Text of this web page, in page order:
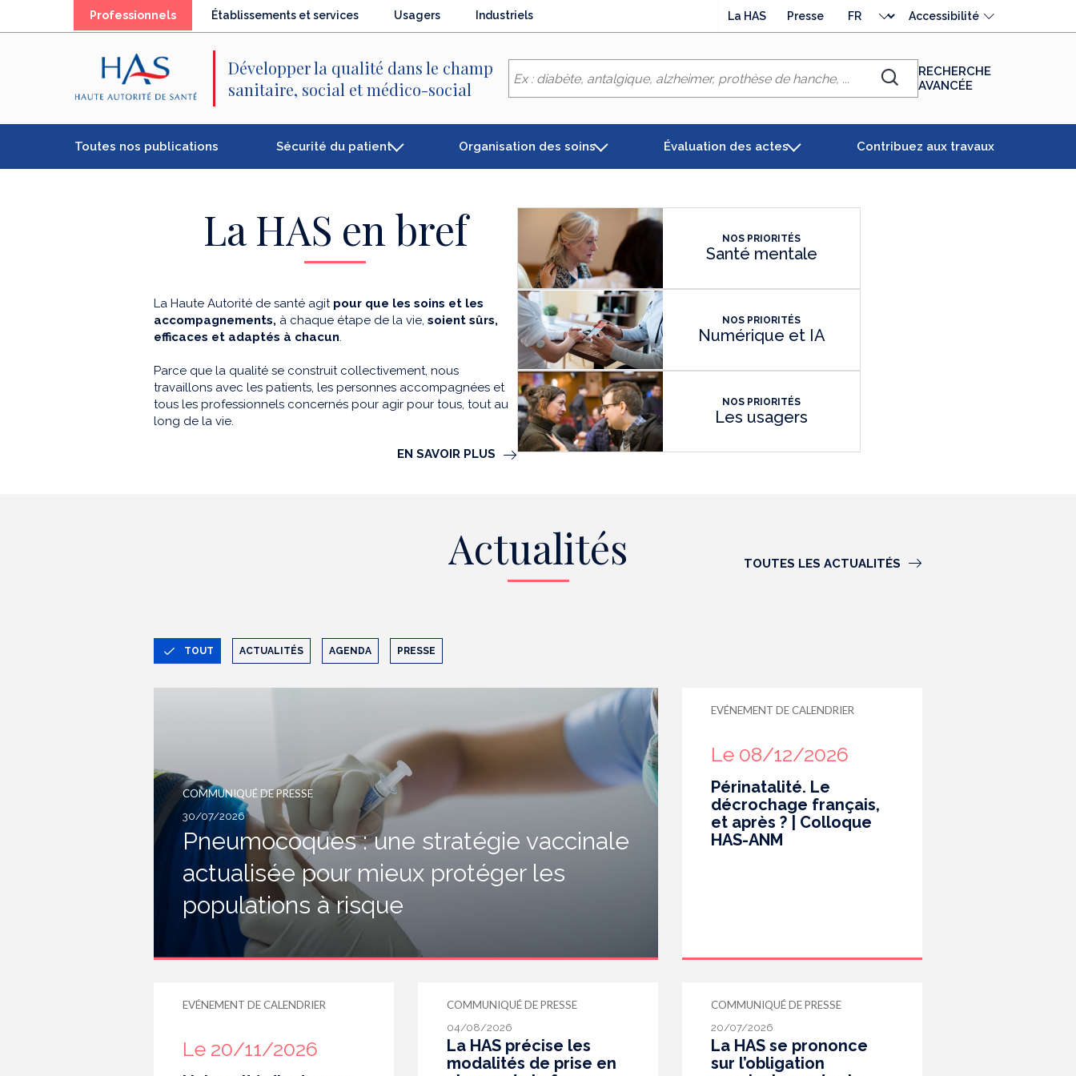
Professionnels(élémentÉtablissements et services Usagers Industriels La HAS Presse
langue
Accessibilité
Développer la qualité dans le champ
sanitaire, social et médico-social
Chercher
RECHERCHE
AVANCÉE
Toutes nos publications Sécurité du patient Organisation des soins Évaluation des actes Contribuez aux travaux
La HAS en bref
La Haute Autorité de santé agit pour que les soins et les
accompagnements, à chaque étape de la vie, soient sûrs,
efficaces et adaptés à chacun.
Parce que la qualité se construit collectivement, nous
travaillons avec les patients, les personnes accompagnées et
tous les professionnels concernés pour agir pour tous, tout au
long de la vie.
EN SAVOIR PLUS
NOS PRIORITÉS
Santé mentale
NOS PRIORITÉS
Numérique et IA
NOS PRIORITÉS
Les usagers
Actualités TOUTES LES ACTUALITÉS
TOUT ACTUALITÉS AGENDA PRESSE
COMMUNIQUÉ DE PRESSE
30/07/2026
Pneumocoques : une stratégie vaccinale
actualisée pour mieux protéger les
populations à risque
EVÉNEMENT DE CALENDRIER
Le 08/12/2026
Périnatalité. Le
décrochage français,
et après ? | Colloque
HAS-ANM
EVÉNEMENT DE CALENDRIER
Le 20/11/2026
COMMUNIQUÉ DE PRESSE
04/08/2026
La HAS précise les
modalités de prise en
COMMUNIQUÉ DE PRESSE
20/07/2026
La HAS se prononce
sur l’obligation